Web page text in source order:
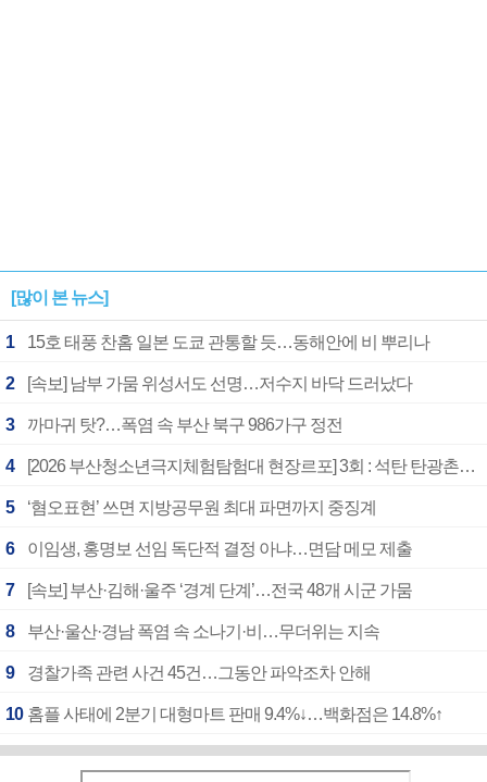
[많이 본 뉴스]
1 15호 태풍 찬홈 일본 도쿄 관통할 듯…동해안에 비 뿌리나
2 [속보] 남부 가뭄 위성서도 선명…저수지 바닥 드러났다
3 까마귀 탓?…폭염 속 부산 북구 986가구 정전
4 [2026 부산청소년극지체험탐험대 현장르포] 3회 : 석탄 탄광촌에서 북극 연구의 중심지로
5 ‘혐오표현’ 쓰면 지방공무원 최대 파면까지 중징계
6 이임생, 홍명보 선임 독단적 결정 아냐…면담 메모 제출
7 [속보] 부산·김해·울주 ‘경계 단계’…전국 48개 시군 가뭄
8 부산·울산·경남 폭염 속 소나기·비…무더위는 지속
9 경찰가족 관련 사건 45건…그동안 파악조차 안해
10 홈플 사태에 2분기 대형마트 판매 9.4%↓…백화점은 14.8%↑